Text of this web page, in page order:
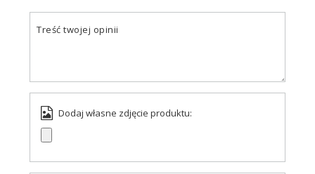
Treść twojej opinii
Dodaj własne zdjęcie produktu: